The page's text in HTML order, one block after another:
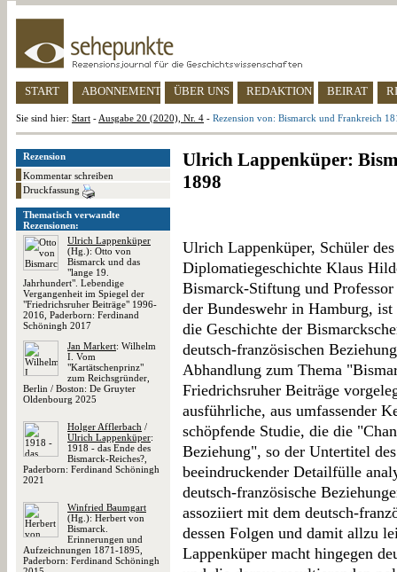
START ABONNEMENT ÜBER UNS REDAKTION BEIRAT
Sie sind hier: Start - Ausgabe 20 (2020), Nr. 4 - Rezension von: Bismarck und Frankreich
Rezension
Kommentar schreiben
Druckfassung
Thematisch verwandte
Rezensionen:
Ulrich Lappenküper
(Hg.): Otto von
Bismarck und das
"lange 19.
Jahrhundert". Lebendige
Vergangenheit im Spiegel der
"Friedrichsruher Beiträge" 1996-
2016, Paderborn: Ferdinand
Schöningh 2017
Jan Markert: Wilhelm
I. Vom
"Kartätschenprinz"
zum Reichsgründer,
Berlin / Boston: De Gruyter
Oldenbourg 2025
Holger Afflerbach /
Ulrich Lappenküper:
1918 - das Ende des
Bismarck-Reiches?,
Paderborn: Ferdinand Schöningh
2021
Winfried Baumgart
(Hg.): Herbert von
Bismarck.
Erinnerungen und
Aufzeichnungen 1871-1895,
Paderborn: Ferdinand Schöningh
Ulrich Lappenküper:
1898
Ulrich Lappenküper, Schüler
Diplomatiegeschichte Klaus
Bismarck-Stiftung und
der Bundeswehr in Hamburg,
die Geschichte der
deutsch-französischen
Abhandlung zum Thema
Friedrichsruher Beiträge
ausführliche, aus umfassender
schöpfende Studie, die die
Beziehung", so der Untertitel
beeindruckender Detailfülle
deutsch-französische
assoziiert mit dem deutsch-
dessen Folgen und damit allzu
Lappenküper macht hingegen